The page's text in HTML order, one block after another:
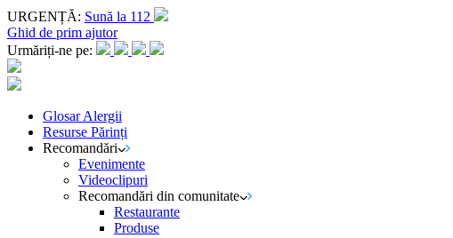
URGENȚĂ: Sună la 112
Ghid de prim ajutor
Urmăriți-ne pe:
Glosar Alergii
Resurse Părinți
Recomandări
Evenimente
Videoclipuri
Recomandări din comunitate
Restaurante
Produse